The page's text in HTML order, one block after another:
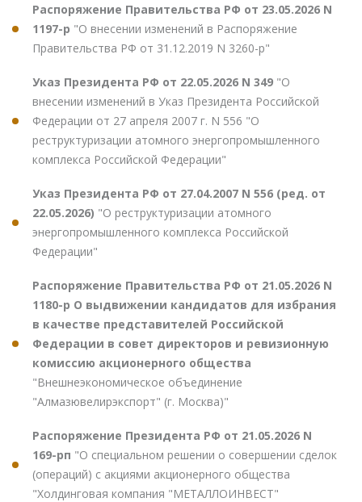
Распоряжение Правительства РФ от 23.05.2026 N
1197-р "О внесении изменений в Распоряжение
Правительства РФ от 31.12.2019 N 3260-р"
Указ Президента РФ от 22.05.2026 N 349 "О
внесении изменений в Указ Президента Российской
Федерации от 27 апреля 2007 г. N 556 "О
реструктуризации атомного энергопромышленного
комплекса Российской Федерации"
Указ Президента РФ от 27.04.2007 N 556 (ред. от
22.05.2026) "О реструктуризации атомного
энергопромышленного комплекса Российской
Федерации"
Распоряжение Правительства РФ от 21.05.2026 N
1180-р О выдвижении кандидатов для избрания
в качестве представителей Российской
Федерации в совет директоров и ревизионную
комиссию акционерного общества
"Внешнеэкономическое объединение
"Алмазювелирэкспорт" (г. Москва)"
Распоряжение Президента РФ от 21.05.2026 N
169-рп "О специальном решении о совершении сделок
(операций) с акциями акционерного общества
"Холдинговая компания "МЕТАЛЛОИНВЕСТ"